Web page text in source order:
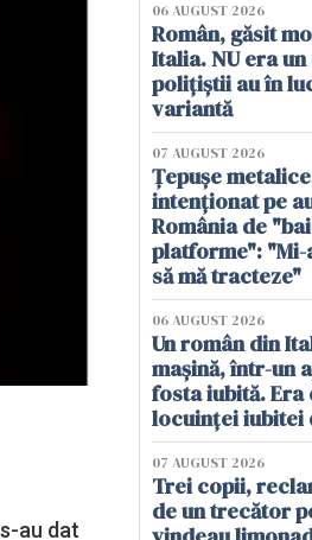
au dat
06 AUGUST 2026
Român, găsit
Italia. NU era
polițiștii au în
variantă
07 AUGUST 2026
Țepușe
intenționat pe
România de
platforme": "Mi-
să mă tracteze"
06 AUGUST 2026
Un român din
mașină, într-un
fosta iubită.
locuinței iubitei
07 AUGUST 2026
Trei copii,
de un trecător